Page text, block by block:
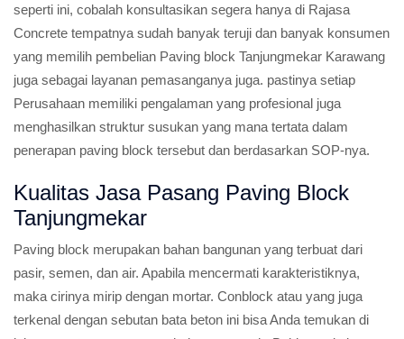
seperti ini, cobalah konsultasikan segera hanya di Rajasa
Concrete tempatnya sudah banyak teruji dan banyak konsumen
yang memilih pembelian Paving block Tanjungmekar Karawang
juga sebagai layanan pemasanganya juga. pastinya setiap
Perusahaan memiliki pengalaman yang profesional juga
menghasilkan struktur susukan yang mana tertata dalam
penerapan paving block tersebut dan berdasarkan SOP-nya.
Kualitas Jasa Pasang Paving Block
Tanjungmekar
Paving block merupakan bahan bangunan yang terbuat dari
pasir, semen, dan air. Apabila mencermati karakteristiknya,
maka cirinya mirip dengan mortar. Conblock atau yang juga
terkenal dengan sebutan bata beton ini bisa Anda temukan di